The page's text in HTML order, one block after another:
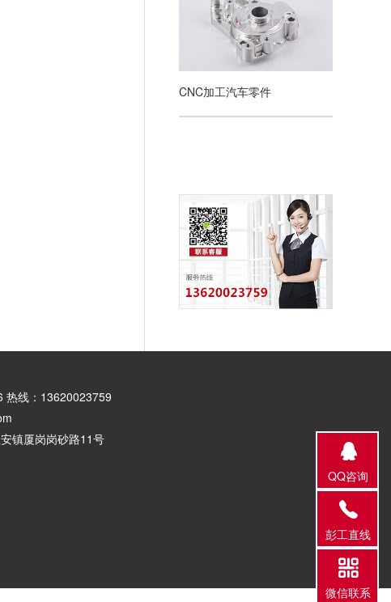
CNC加工汽车零件
热线：13620023759
镇厦岗岗砂路11号
QQ咨询
彭工直线
微信联系